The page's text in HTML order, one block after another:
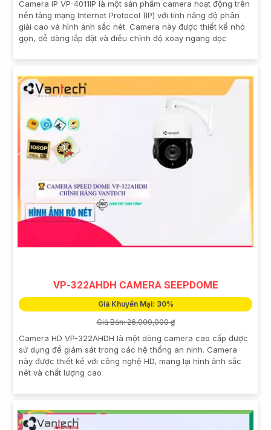
Camera IP VP-4011IP là một sản phẩm camera hoạt động trên
nền tảng mạng Internet Protocol (IP) với tính năng độ phân
giải cao và hình ảnh sắc nét. Camera này được thiết kế nhỏ
gọn, dễ dàng lắp đặt và điều chỉnh độ xoay ngang dọc
VP-322AHDH CAMERA SEEPDOME
Giá Khuyến Mại: 30%
Giá Bán: 26,000,000 ₫
Camera HD VP-322AHDH là một dòng camera cao cấp được
sử dụng để giám sát trong các hệ thống an ninh. Camera
này được thiết kế với công nghệ HD, mang lại hình ảnh sắc
nét và chất lượng cao